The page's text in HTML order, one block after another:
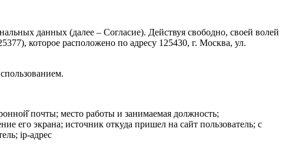
данных (далее – Согласие). Действуя свободно, своей волей
которое расположено по адресу 125430, г. Москва, ул.
почты; место работы и занимаемая должность;
его экрана; источник откуда пришел на сайт пользователь; с
ip-адрес